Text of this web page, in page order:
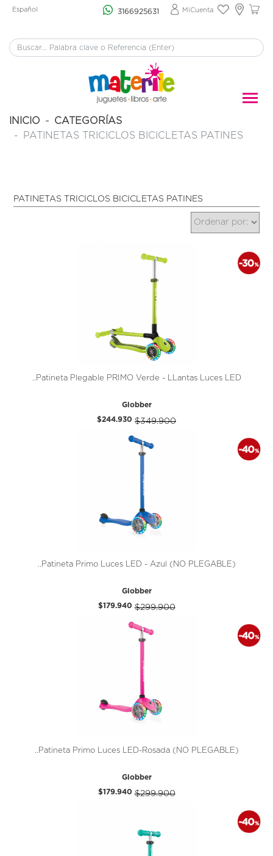
Español 3166925631 MiCuenta
INICIO
CATEGORÍAS
PATINETAS TRICICLOS BICICLETAS PATINES
PATINETAS TRICICLOS BICICLETAS PATINES
..Patineta Plegable PRIMO Verde - LLantas Luces LED
Globber
$244.930 $349.900
..Patineta Primo Luces LED - Azul (NO PLEGABLE)
Globber
$179.940 $299.900
..Patineta Primo Luces LED-Rosada (NO PLEGABLE)
Globber
$179.940 $299.900